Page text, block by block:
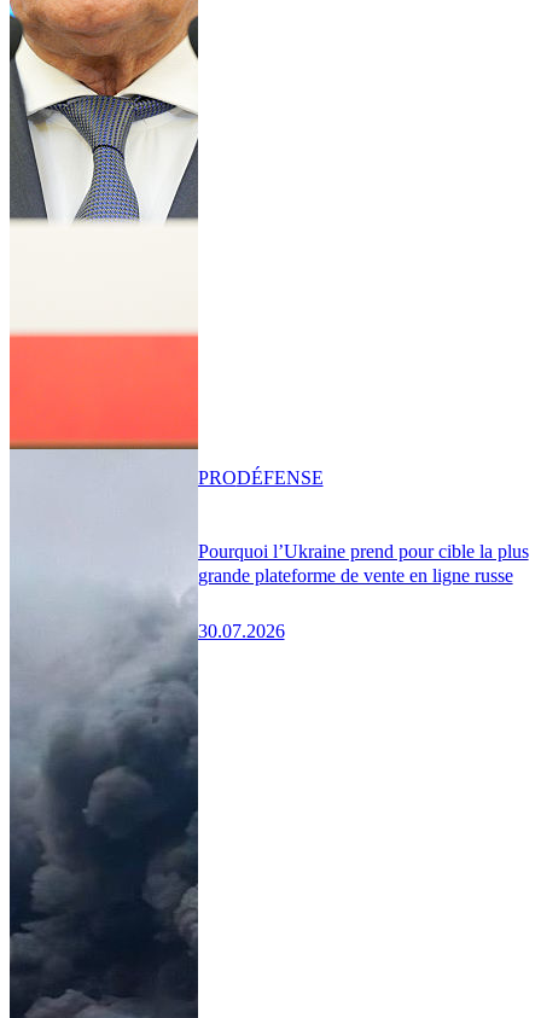
Pourquoi l’Ukraine prend pour cible la plus
grande plateforme de vente en ligne russe
30.07.2026
PRODÉFENSE